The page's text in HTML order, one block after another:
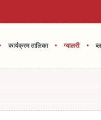
कार्यक्रम तालिका • ग्यालरी •